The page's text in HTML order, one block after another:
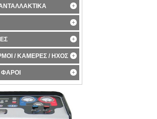
/ ΚΑΜΕΡΕΣ / ΗΧΟΣ